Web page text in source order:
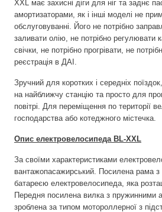
XXL має захисні діги для ніг та заднє
амортизаторами, як і інші моделі не
обслуговуванні. Його не потрібно
заливати олію, не потрібно регулювати
свічки, не потрібно прогрівати, не
реєстрація в ДАІ.
Зручний для коротких і середніх
на найближчу станцію та просто для
повітрі. Для переміщення по території
господарства або котеджного містечка.
Опис електровелосипеда BL-XXL
За своїми характеристиками
вантажопасажирський. Посилена рама
батареєю електровелосипеда, яка
Передня посилена вилка з пружинними
зроблена за типом мотороллерної з